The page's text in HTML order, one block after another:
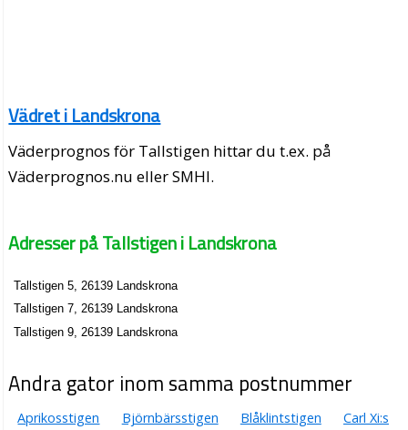
Vädret i Landskrona
Väderprognos för Tallstigen hittar du t.ex. på
Väderprognos.nu eller SMHI.
Adresser på Tallstigen i Landskrona
Tallstigen 5, 26139 Landskrona
Tallstigen 7, 26139 Landskrona
Tallstigen 9, 26139 Landskrona
Andra gator inom samma postnummer
Aprikosstigen Björnbärsstigen Blåklintstigen
Carl Xi:s